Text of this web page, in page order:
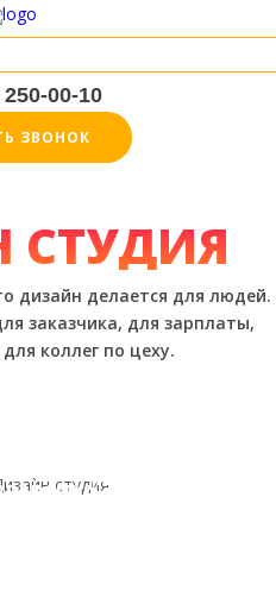
00-10
ЗВОНОК
СТУДИЯ
дизайн делается для людей.
заказчика, для зарплаты,
коллег по цеху.
студияПОЛИГРАФИИ
ВИЗУАЛЬНЫХ
ИДЕНТИФИКАТОРОВ)
ЛОГОТИП